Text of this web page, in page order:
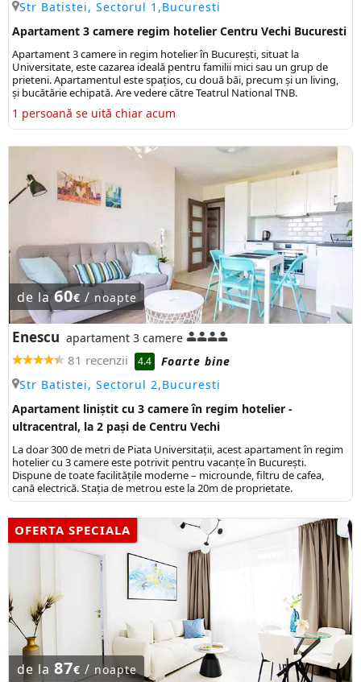
Str Batistei, Sectorul 1,Bucuresti
Apartament 3 camere regim hotelier Centru Vechi Bucuresti
Apartament 3 camere in regim hotelier în București, situat la
Universitate, este cazarea ideală pentru familii mici sau un grup de
prieteni. Apartamentul este spațios, cu două băi, precum și un living,
și bucătărie echipată. Are vedere către Teatrul National TNB.
1 persoană se uită chiar acum
de la60€ / noapte
Enescu apartament 3 camere
81 recenzii 4.4
Foarte bine
Str Batistei, Sectorul 2,Bucuresti
Apartament liniștit cu 3 camere în regim hotelier -
ultracentral, la 2 pași de Centru Vechi
La doar 300 de metri de Piata Universitații, acest apartament în regim
hotelier cu 3 camere este potrivit pentru vacanțe în București.
Dispune de toate facilitățile moderne – microunde, filtru de cafea,
cană electrică. Stația de metrou este la 20m de proprietate.
OFERTA SPECIALA
de la 87€ / noapte